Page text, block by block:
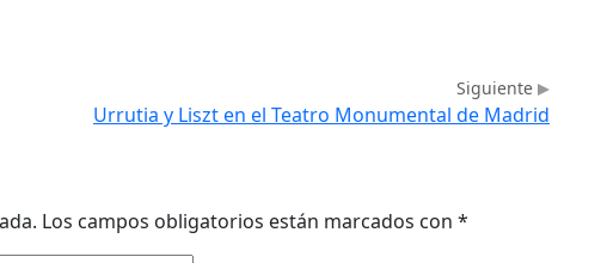
Siguiente
Urrutia y Liszt en el Teatro Monumental de Madrid
Los campos obligatorios están marcados con *